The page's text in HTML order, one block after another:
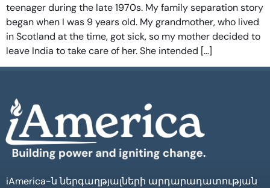
teenager during the late 1970s. My family separation story
began when I was 9 years old. My grandmother, who lived
in Scotland at the time, got sick, so my mother decided to
leave India to take care of her. She intended […]
iAmerica-ն ներգաղթյալների արդարադատության